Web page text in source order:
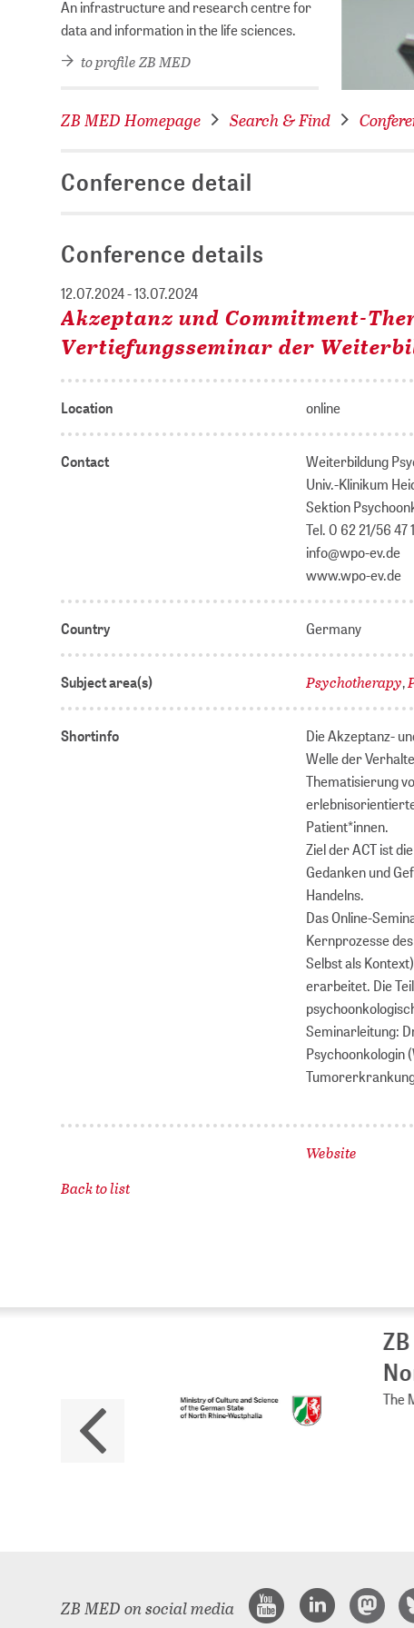
An infrastructure and research centre for
data and information in the life sciences.
to profile ZB MED
ZB MED Homepage Search & Find
Conference detail
Conference details
12.07.2024 - 13.07.2024
Akzeptanz und Commitment-
Vertiefungsseminar der
Location online
Contact
Weiterbildung
Univ.-Klinikum
Sektion
Tel. 0 62 21/56 47
info@wpo-ev.de
www.wpo-ev.de
Country Germany
Subject area(s) Psychotherapy,
Shortinfo
Die Akzeptanz-
Welle der
Thematisierung
Patient*innen.
Ziel der ACT ist
Gedanken und
Handelns.
Das Online-
Kernprozesse
Selbst als
erarbeitet. Die
Seminarleitung:
Psychoonkologin
Website
Back to list
The
ZB MED on social media